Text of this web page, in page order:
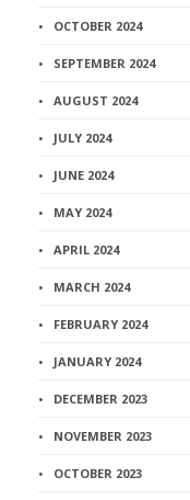
OCTOBER 2024
SEPTEMBER 2024
AUGUST 2024
JULY 2024
JUNE 2024
MAY 2024
APRIL 2024
MARCH 2024
FEBRUARY 2024
JANUARY 2024
DECEMBER 2023
NOVEMBER 2023
OCTOBER 2023